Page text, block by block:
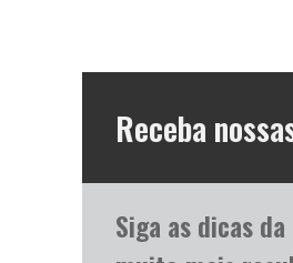
Receba
Siga as dicas